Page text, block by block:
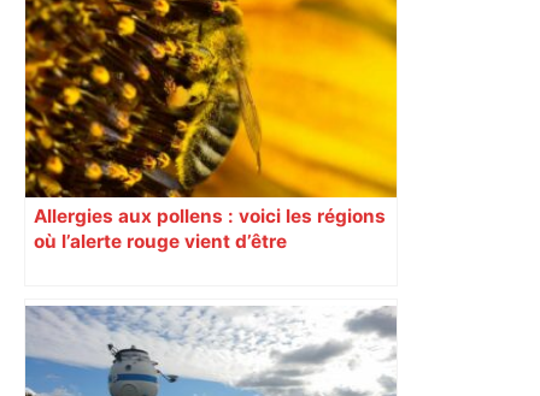
temps encore ? Toulouse et l'UBB aux
aguets – Rugbynistere
Allergies aux pollens : voici les régions
où l’alerte rouge vient d’être